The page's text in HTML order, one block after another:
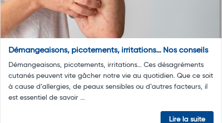
Démangeaisons, picotements, irritations… Nos conseils
Démangeaisons, picotements, irritations… Ces désagréments
cutanés peuvent vite gâcher notre vie au quotidien. Que ce soit
à cause d’allergies, de peaux sensibles ou d’autres facteurs, il
est essentiel de savoir ...
Lire la suite